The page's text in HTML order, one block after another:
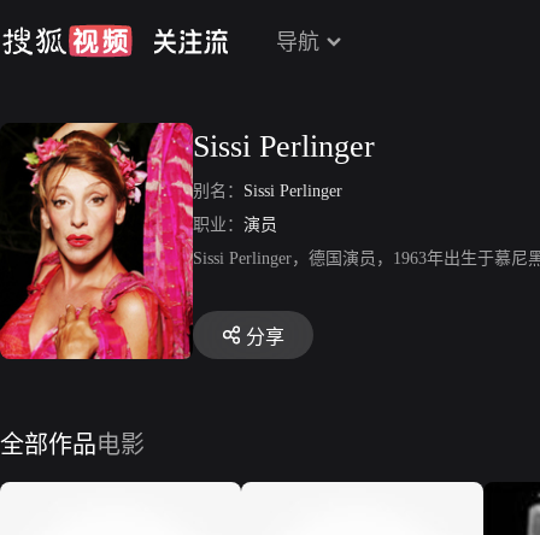
导航
Sissi Perlinger
别名： Sissi Perlinger
职业： 演员
Sissi Perlinger，德国演员，1963年出生于慕
分享
全部作品电影